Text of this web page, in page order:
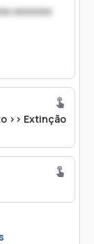
xxxxxxx
>> Extinção